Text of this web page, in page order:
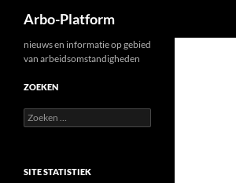
Arbo-Platform
nieuws en informatie op gebied
van arbeidsomstandigheden
ZOEKEN
Zoeken
naar:
SITE STATISTIEK